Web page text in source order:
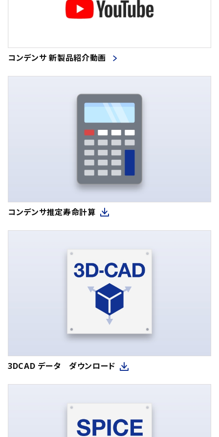
コンデンサ 新製品紹介動画
コンデンサ推定寿命計算
3DCAD データ ダウンロード